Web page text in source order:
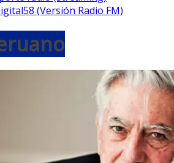
(Versión Radio FM)